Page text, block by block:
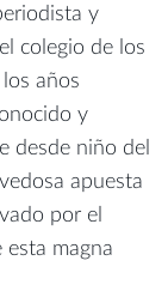
y
colegio de los
años
y
desde niño del
apuesta
por el
magna